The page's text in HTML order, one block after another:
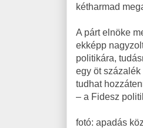
kétharmad
A párt elnöke
ekképp
politikára,
egy öt
tudhat
– a Fidesz
fotó: apadás